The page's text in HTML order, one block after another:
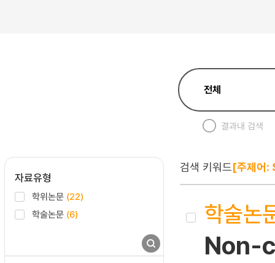
결과내 검색
자료유형
학위논문 (22)
학술논문 (6)
검색 키워드[주제어:
학술논
Non-